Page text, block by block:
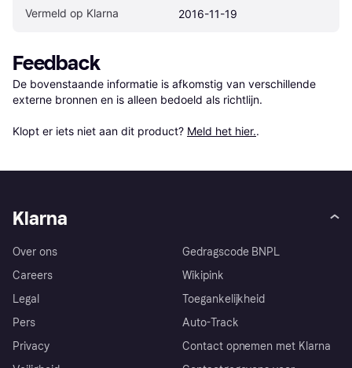
Vermeld op Klarna 2016-11-19
Feedback
De bovenstaande informatie is afkomstig van verschillende
externe bronnen en is alleen bedoeld als richtlijn.
Klopt er iets niet aan dit product? Meld het hier..
Klarna
Over ons
Careers
Legal
Pers
Privacy
Gedragscode BNPL
Wikipink
Toegankelijkheid
Auto-Track
Contact opnemen met Klarna